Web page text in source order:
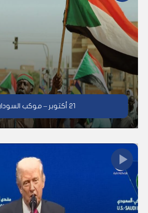
٢١ أكتوبر – موكب السودان